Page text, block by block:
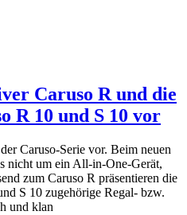
Caruso R und die
R 10 und S 10 vor
Caruso-Serie vor. Beim neuen
nicht um ein All-in-One-Gerät,
zum Caruso R präsentieren die
S 10 zugehörige Regal- bzw.
und klan